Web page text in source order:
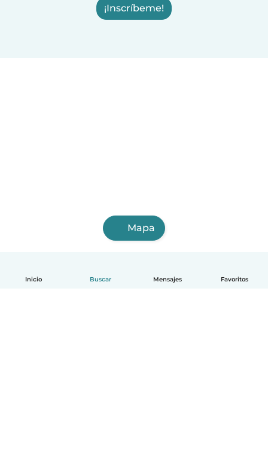
Inicio Buscar Mensajes Favoritos
¡Inscríbeme!
Mapa